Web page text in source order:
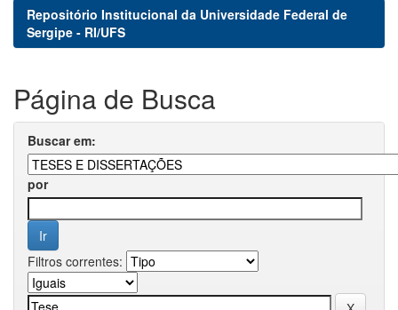
Repositório Institucional da Universidade Federal de
Sergipe - RI/UFS
Página de Busca
Buscar em:
por
Filtros correntes: